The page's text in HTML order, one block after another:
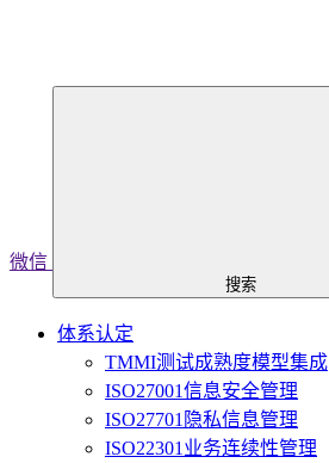
微信
搜索
体系认定
TMMI测试成熟度模型集成
ISO27001信息安全管理
ISO27701隐私信息管理
ISO22301业务连续性管理